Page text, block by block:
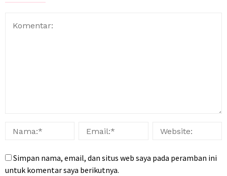
Simpan nama, email, dan situs web saya pada peramban ini
untuk komentar saya berikutnya.